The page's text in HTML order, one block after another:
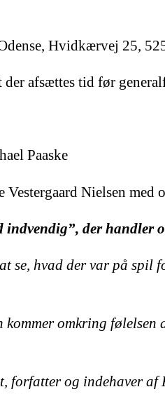
Hvidkærvej 25,
afsættes tid før
Paaske
Nielsen med
der handler
se, hvad der var på
omkring
forfatter og indehaver